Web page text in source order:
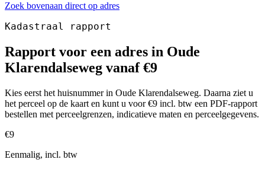
Zoek bovenaan direct op adres
Kadastraal rapport
Rapport voor een adres in Oude
Klarendalseweg vanaf €9
Kies eerst het huisnummer in Oude Klarendalseweg. Daarna ziet u
het perceel op de kaart en kunt u voor €9 incl. btw een PDF-rapport
bestellen met perceelgrenzen, indicatieve maten en perceelgegevens.
€9
Eenmalig, incl. btw